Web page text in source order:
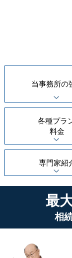
当事務所の
各種プラ
料金
専門家紹
最
相